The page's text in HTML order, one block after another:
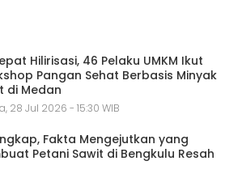
Hilirisasi, 46 Pelaku UMKM Ikut
Pangan Sehat Berbasis Minyak
di Medan
28 Jul 2026 - 15:30 WIB
Fakta Mengejutkan yang
Petani Sawit di Bengkulu Resah